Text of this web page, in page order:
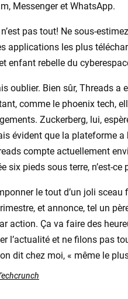
Messenger et WhatsApp.
pas tout! Ne sous-
applications les plus
enfant rebelle du
oublier. Bien sûr, Threads
comme le phoenix tech,
Zuckerberg, lui,
évident que la plateforme a
compte actuellement
six pieds sous terre, n’est-ce
le tout d’un joli
et annonce, tel un
action. Ça va faire des
l’actualité et ne filons pas
dit chez moi, « même le